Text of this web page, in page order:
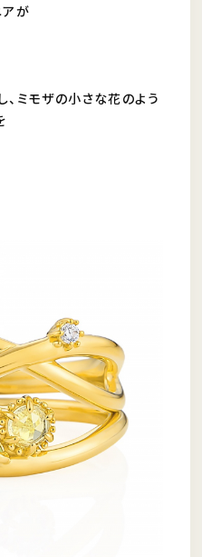
が
ミモザの小さな花のよう